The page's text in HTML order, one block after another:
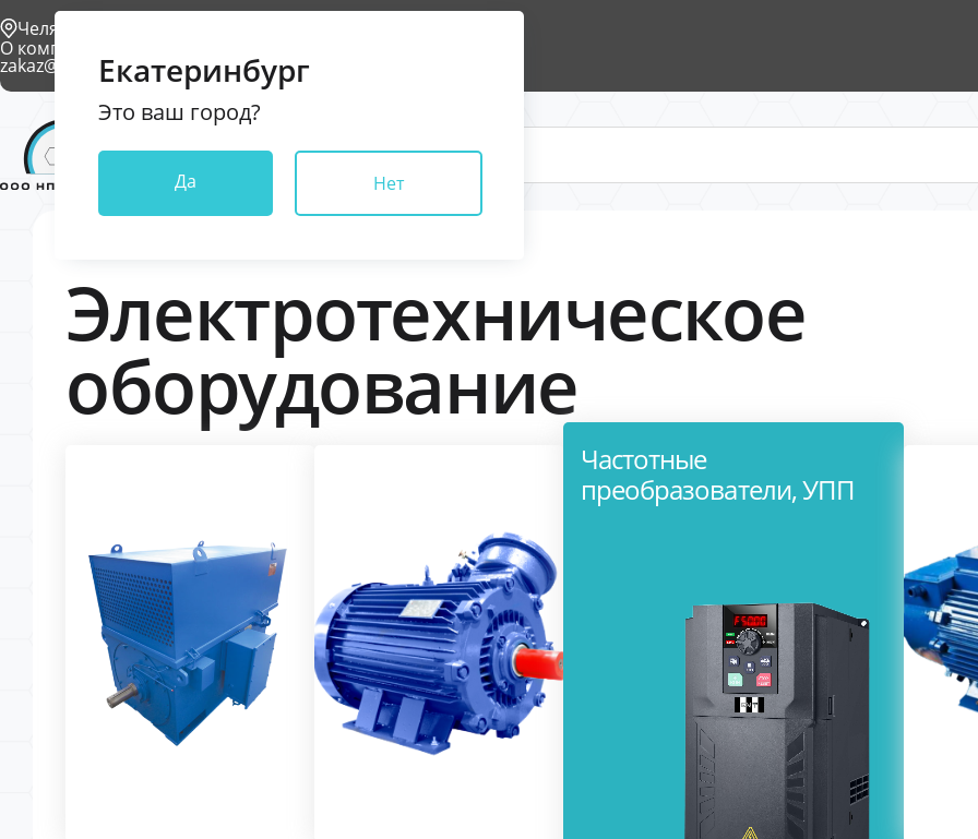
Екатеринбург
Это ваш город?
Да Нет
Челябинск
О компании
zakaz@npkkrona.ru
Каталог
Электротехническое
оборудование
Частотные
преобразователи, УПП